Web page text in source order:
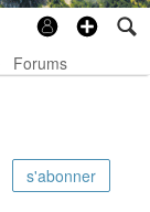
Forums
s'abonner